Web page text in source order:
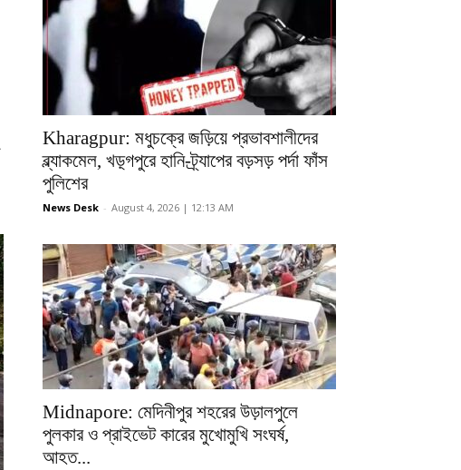
Kharagpur: মধুচক্রে জড়িয়ে প্রভাবশালীদের
ব্ল্যাকমেল, খড়্গপুরে হানি-ট্র্যাপের বড়সড় পর্দা ফাঁস
পুলিশের
News Desk - August 4, 2026 | 12:13 AM
Midnapore: মেদিনীপুর শহরের উড়ালপুলে
পুলকার ও প্রাইভেট কারের মুখোমুখি সংঘর্ষ,
আহত...